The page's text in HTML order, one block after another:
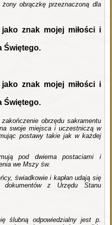
obrączkę przeznaczoną dla
znak mojej miłości i
Świętego.
znak mojej miłości i
Świętego.
obrzędu sakramentu
swoje miejsca i uczestniczą w
postawy takie jak w każdej
pod dwiema postaciami i
we Mszy św.
świadkowie i kapłan udają się
z Urzędu Stanu
ślubną odpowiedzialny jest p.